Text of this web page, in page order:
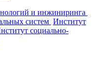
и инжиниринга
систем Институт
социально-